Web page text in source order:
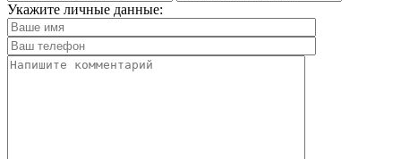
Укажите личные данные: